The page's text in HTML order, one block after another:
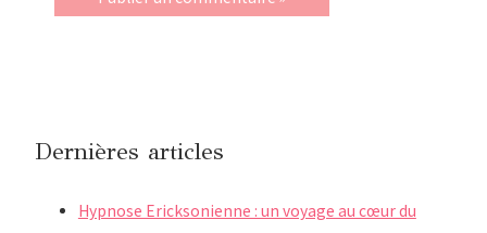
Dernières articles
Hypnose Ericksonienne : un voyage au cœur du